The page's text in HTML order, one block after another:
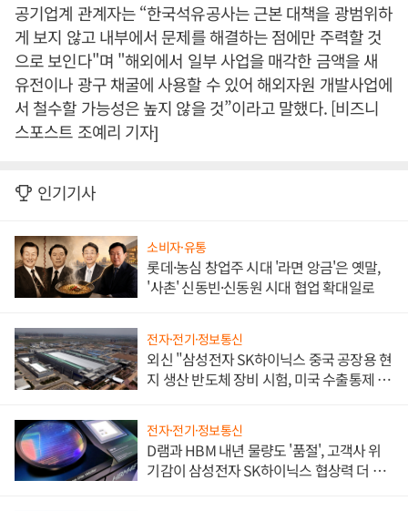
공기업계 관계자는 “한국석유공사는 근본 대책을 광범위하
게 보지 않고 내부에서 문제를 해결하는 점에만 주력할 것
으로 보인다"며 "해외에서 일부 사업을 매각한 금액을 새
유전이나 광구 채굴에 사용할 수 있어 해외자원 개발사업에
서 철수할 가능성은 높지 않을 것”이라고 말했다. [비즈니
스포스트 조예리 기자]
인기기사
소비자·유통
롯데·농심 창업주 시대 '라면 앙금'은 옛말,
'사촌' 신동빈·신동원 시대 협업 확대일로
전자·전기·정보통신
외신 "삼성전자 SK하이닉스 중국 공장용 현
지 생산 반도체 장비 시험, 미국 수출통제 대
전자·전기·정보통신
D램과 HBM 내년 물량도 '품절', 고객사 위
기감이 삼성전자 SK하이닉스 협상력 더 키